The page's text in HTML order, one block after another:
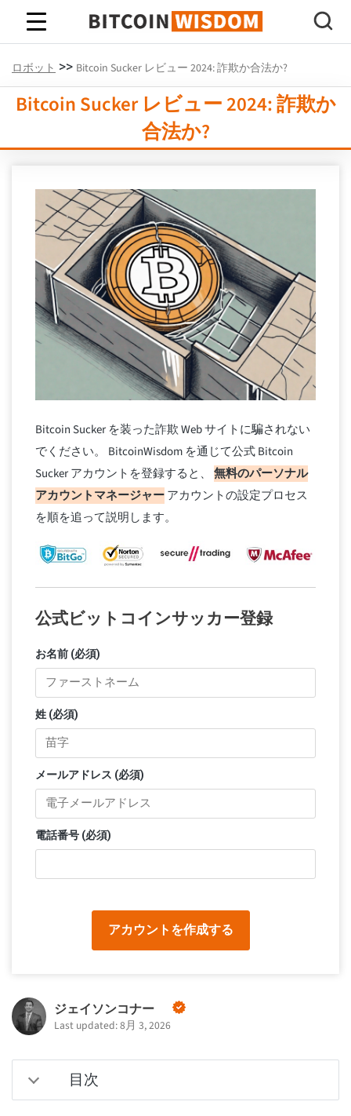
ビットコインの知恵
ロボット >> Bitcoin Sucker レビュー 2024: 詐欺か合法か?
Bitcoin Sucker レビュー 2024: 詐欺か
合法か?
Bitcoin Sucker を装った詐欺 Web サイトに騙されない
でください。 BitcoinWisdom を通じて公式 Bitcoin
Sucker アカウントを登録すると、 無料のパーソナル
アカウントマネージャーアカウントの設定プロセス
を順を追って説明します。
公式ビットコインサッカー登録
お名前 (必須)
姓 (必須)
メールアドレス (必須)
電話番号 (必須)
アカウントを作成する
ジェイソンコナー
Last updated: 8月 3, 2026
目次